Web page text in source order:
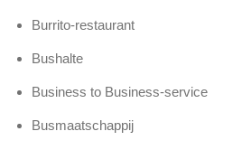
Burrito-restaurant
Bushalte
Business to Business-service
Busmaatschappij